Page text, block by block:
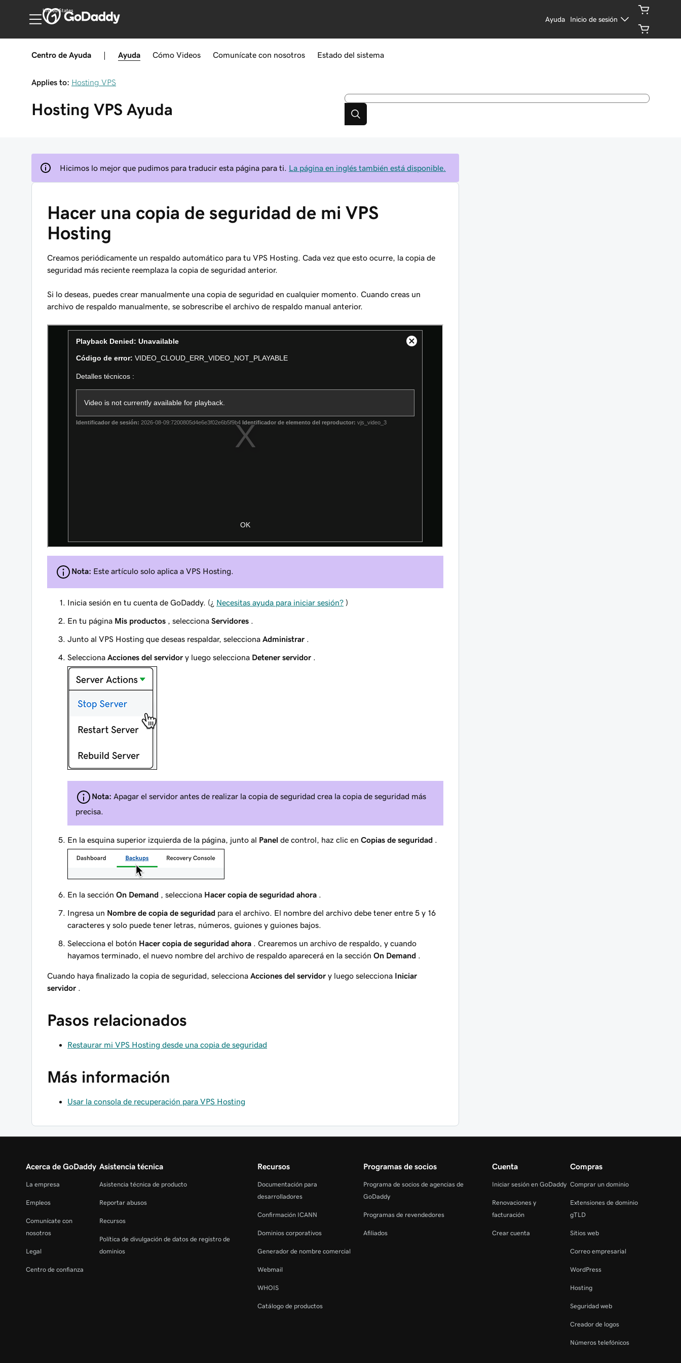
United States
Ayuda Inicio de sesión
Centro de Ayuda Ayuda Cómo Videos Comunícate con nosotros Estado del sistema
Applies to: Hosting VPS
Hosting VPS Ayuda
Hicimos lo mejor que pudimos para traducir esta página para ti. La página en inglés también está disponible.
Hacer una copia de seguridad de mi VPS
Hosting
Creamos periódicamente un respaldo automático para tu VPS Hosting. Cada vez que esto ocurre, la copia de
seguridad más reciente reemplaza la copia de seguridad anterior.
Si lo deseas, puedes crear manualmente una copia de seguridad en cualquier momento. Cuando creas un
archivo de respaldo manualmente, se sobrescribe el archivo de respaldo manual anterior.
Nota: Este artículo solo aplica a VPS Hosting.
Inicia sesión en tu cuenta de GoDaddy. (¿ Necesitas ayuda para iniciar sesión? )
En tu página Mis productos , selecciona Servidores
Junto al VPS Hosting que deseas respaldar, selecciona Administrar
Selecciona Acciones del servidor y luego selecciona Detener servidor
Nota: Apagar el servidor antes de realizar la copia de seguridad crea la copia de seguridad más
precisa.
En la esquina superior izquierda de la página, junto al Panel de control, haz clic en Copias de seguridad
En la sección On Demand , selecciona Hacer copia de seguridad ahora
Ingresa un Nombre de copia de seguridad para el archivo. El nombre del archivo debe tener entre 5 y 16
caracteres y solo puede tener letras, números, guiones y guiones bajos.
Selecciona el botón Hacer copia de seguridad ahora . Crearemos un archivo de respaldo, y cuando
hayamos terminado, el nuevo nombre del archivo de respaldo aparecerá en la sección On Demand
Cuando haya finalizado la copia de seguridad, selecciona Acciones del servidor y luego selecciona Iniciar
servidor
Pasos relacionados
Restaurar mi VPS Hosting desde una copia de seguridad
Más información
Usar la consola de recuperación para VPS Hosting
Acerca de GoDaddy
La empresa
Empleos
Comunícate con
nosotros
Legal
Centro de confianza
Asistencia técnica
Asistencia técnica de producto
Reportar abusos
Recursos
Política de divulgación de datos de registro de
dominios
Recursos
Documentación para
desarrolladores
Confirmación ICANN
Dominios corporativos
Generador de nombre comercial
Webmail
WHOIS
Catálogo de productos
Programas de socios
Programa de socios de agencias de
GoDaddy
Programas de revendedores
Afiliados
Cuenta
Iniciar sesión en GoDaddy
Renovaciones y
facturación
Crear cuenta
Compras
Comprar un dominio
Extensiones de dominio
gTLD
Sitios web
Correo empresarial
WordPress
Hosting
Seguridad web
Creador de logos
Números telefónicos